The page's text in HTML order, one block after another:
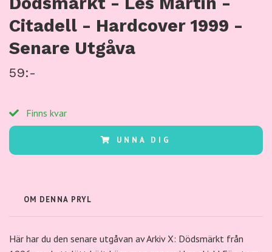
Citadell - Hardcover 1999 -
Senare Utgåva
59:-
Finns kvar
UNNA DIG
OM DENNA PRYL
Här har du den senare utgåvan av Arkiv X: Dödsmärkt från